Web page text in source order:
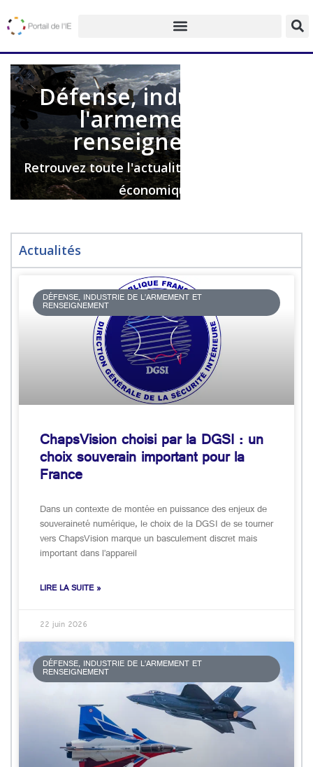
Défense, industrie de
l'armement et
renseignement
Retrouvez toute l'actualité de l'intelligence
économique
Actualités
DÉFENSE, INDUSTRIE DE L’ARMEMENT ET
RENSEIGNEMENT
ChapsVision choisi par la DGSI : un
choix souverain important pour la
France
Dans un contexte de montée en puissance des enjeux de
souveraineté numérique, le choix de la DGSI de se tourner
vers ChapsVision marque un basculement discret mais
important dans l’appareil
LIRE LA SUITE »
22 juin 2026
DÉFENSE, INDUSTRIE DE L’ARMEMENT ET
RENSEIGNEMENT